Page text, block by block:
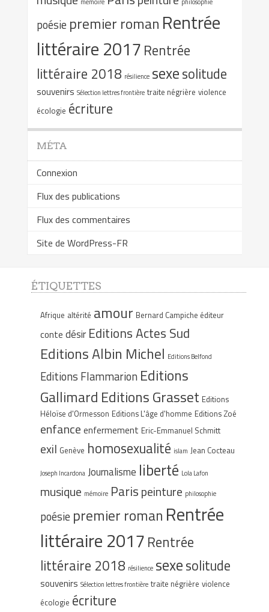
mémoire philosophie
poésie premier roman Rentrée
littéraire 2017 Rentrée
littéraire 2018 résilience sexesolitude
souvenirs Sélection lettres frontière traite négrière violence
écologie écriture
MÉTA
Connexion
Flux des publications
Flux des commentaires
Site de WordPress-FR
ÉTIQUETTES
Afrique altérité amour Bernard Campiche éditeur
conte désir Editions Actes Sud
Editions Albin Michel Editions Belfond
Editions Flammarion Editions
Gallimard Editions Grasset Editions
Héloïse d'Ormesson Editions L'âge d'homme Editions Zoé
enfance enfermement Eric-Emmanuel Schmitt
exil Genève homosexualité islam Jean Cocteau
Joseph Incardona Journalisme liberté Lola Lafon
musique mémoire Parispeinture philosophie
poésie premier roman Rentrée
littéraire 2017 Rentrée
littéraire 2018 résilience sexesolitude
souvenirs Sélection lettres frontière traite négrière violence
écologie écriture